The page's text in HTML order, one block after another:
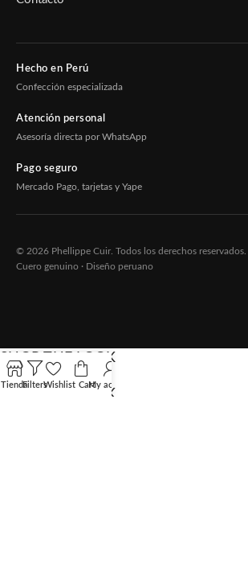
Hecho en Perú
Confección especializada
Atención personal
Asesoría directa por WhatsApp
Pago seguro
Mercado Pago, tarjetas y Yape
© 2026 Phellippe Cuir. Todos los derechos reservados.
Cuero genuino · Diseño peruano
SHOP THE LOOK
SHOP THE LOOK
TiendaFiltersWishlist CartMy account